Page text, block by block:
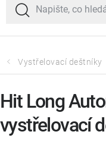
Křesla a židle
Lavice a
Vystřelovací deštníky
Hit Long
vystřelovací